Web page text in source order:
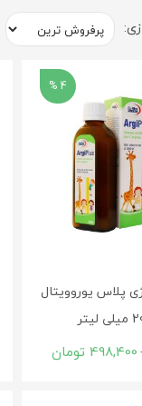
4 %
پلاس یوروویتال
498,400 تومان